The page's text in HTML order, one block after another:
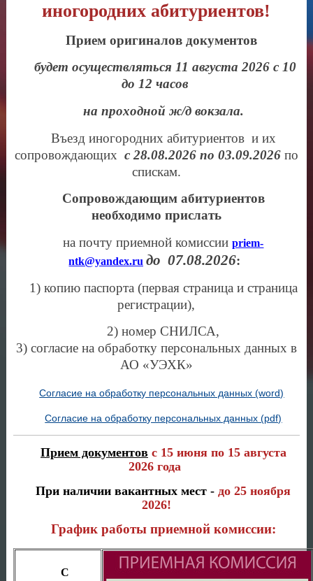
иногородних абитуриентов!
Прием оригиналов документов
будет осуществляться 11 августа 2026 с 10
до 12 часов
на проходной ж/д вокзала.
Въезд иногородних абитуриентов и их
сопровождающих с 28.08.2026 по 03.09.2026по
спискам.
Сопровождающим абитуриентов
необходимо прислать
на почту приемной комиссииpriem-
ntk@yandex.ru до 07.08.2026:
1) копию паспорта (первая страница и страница
регистрации),
2) номер СНИЛСА,
3) согласие на обработку персональных данных в
АО «УЭХК»
Согласие на обработку персональных данных (word)
Согласие на обработку персональных данных (pdf)
Прием документов с 15 июня по 15 августа
2026года
При наличии вакантных мест - до 25 ноября
2026!
График работы приемной комиссии:
С